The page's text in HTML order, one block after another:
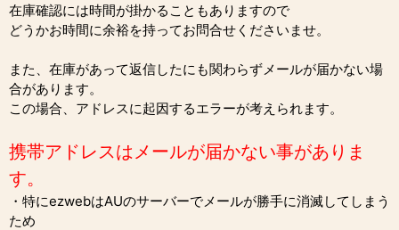
在庫確認には時間が掛かることもありますので
どうかお時間に余裕を持ってお問合せくださいませ。
また、在庫があって返信したにも関わらずメールが届かない場
合があります。
この場合、アドレスに起因するエラーが考えられます。
携帯アドレスはメールが届かない事がありま
す。
・特にezwebはAUのサーバーでメールが勝手に消滅してしまう
ため